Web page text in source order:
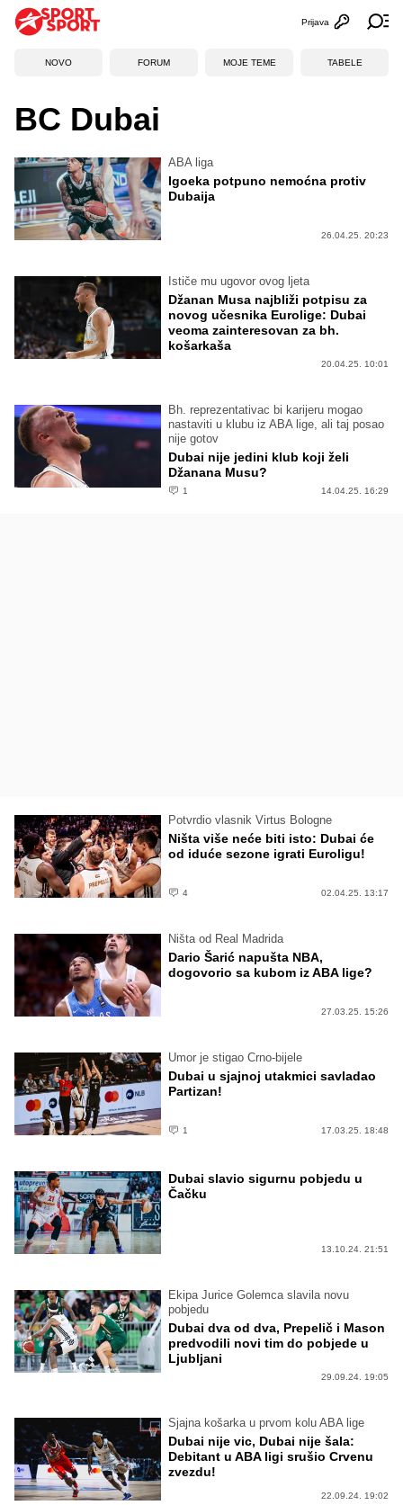
Otvori
Prijava
NOVO FORUM MOJE TEME TABELE
BC Dubai
ABA liga
Igoeka potpuno nemoćna protiv
Dubaija
26.04.25. 20:23
Ističe mu ugovor ovog ljeta
Džanan Musa najbliži potpisu za
novog učesnika Eurolige: Dubai
veoma zainteresovan za bh.
košarkaša
20.04.25. 10:01
Bh. reprezentativac bi karijeru mogao
nastaviti u klubu iz ABA lige, ali taj posao
nije gotov
Dubai nije jedini klub koji želi
Džanana Musu?
1 14.04.25. 16:29
Potvrdio vlasnik Virtus Bologne
Ništa više neće biti isto: Dubai će
od iduće sezone igrati Euroligu!
4 02.04.25. 13:17
Ništa od Real Madrida
Dario Šarić napušta NBA,
dogovorio sa kubom iz ABA lige?
27.03.25. 15:26
Umor je stigao Crno-bijele
Dubai u sjajnoj utakmici savladao
Partizan!
1 17.03.25. 18:48
Dubai slavio sigurnu pobjedu u
Čačku
13.10.24. 21:51
Ekipa Jurice Golemca slavila novu
pobjedu
Dubai dva od dva, Prepelič i Mason
predvodili novi tim do pobjede u
Ljubljani
29.09.24. 19:05
Sjajna košarka u prvom kolu ABA lige
Dubai nije vic, Dubai nije šala:
Debitant u ABA ligi srušio Crvenu
zvezdu!
22.09.24. 19:02